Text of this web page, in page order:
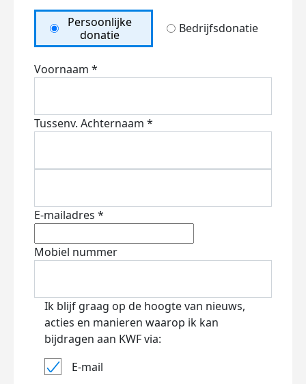
Persoonlijke
donatie
Bedrijfsdonatie
Voornaam *
Tussenv. Achternaam *
E-mailadres *
Mobiel nummer
Ik blijf graag op de hoogte van nieuws,
acties en manieren waarop ik kan
bijdragen aan KWF via:
E-mail